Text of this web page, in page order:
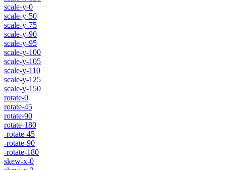
scale-y-0
scale-y-50
scale-y-75
scale-y-90
scale-y-95
scale-y-100
scale-y-105
scale-y-110
scale-y-125
scale-y-150
rotate-0
rotate-45
rotate-90
rotate-180
-rotate-45
-rotate-90
-rotate-180
skew-x-0